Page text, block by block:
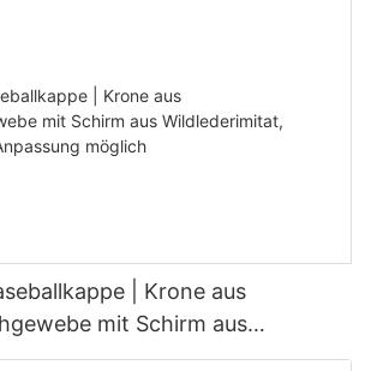
| Krone aus
mit Schirm aus
individuelle Logo-Anpassung